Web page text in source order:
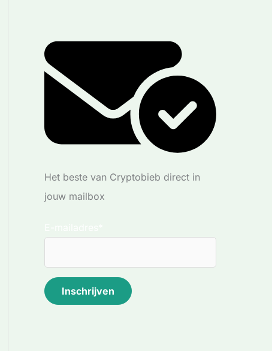
Het beste van Cryptobieb direct in
jouw mailbox